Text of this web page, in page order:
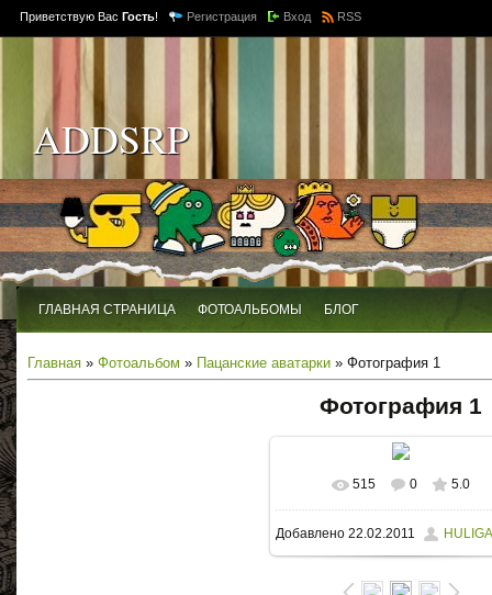
Приветствую Вас Гость! Регистрация Вход RSS
ADDSRP
ГЛАВНАЯ СТРАНИЦА ФОТОАЛЬБОМЫ БЛОГ
Главная » Фотоальбом » Пацанские аватарки » Фотография 1
Фотография 1
515 0 5.0
Добавлено 22.02.2011